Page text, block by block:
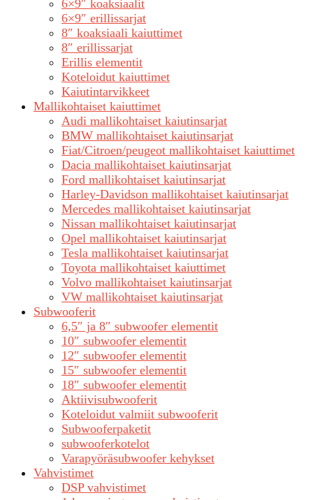
6×9″ koaksiaalit
6×9″ erillissarjat
8″ koaksiaali kaiuttimet
8″ erillissarjat
Erillis elementit
Koteloidut kaiuttimet
Kaiutintarvikkeet
Mallikohtaiset kaiuttimet
Audi mallikohtaiset kaiutinsarjat
BMW mallikohtaiset kaiutinsarjat
Fiat/Citroen/peugeot mallikohtaiset kaiuttimet
Dacia mallikohtaiset kaiutinsarjat
Ford mallikohtaiset kaiutinsarjat
Harley-Davidson mallikohtaiset kaiutinsarjat
Mercedes mallikohtaiset kaiutinsarjat
Nissan mallikohtaiset kaiutinsarjat
Opel mallikohtaiset kaiutinsarjat
Tesla mallikohtaiset kaiutinsarjat
Toyota mallikohtaiset kaiuttimet
Volvo mallikohtaiset kaiutinsarjat
VW mallikohtaiset kaiutinsarjat
Subwooferit
6,5″ ja 8″ subwoofer elementit
10″ subwoofer elementit
12″ subwoofer elementit
15″ subwoofer elementit
18″ subwoofer elementit
Aktiivisubwooferit
Koteloidut valmiit subwooferit
Subwooferpaketit
subwooferkotelot
Varapyöräsubwoofer kehykset
Vahvistimet
DSP vahvistimet